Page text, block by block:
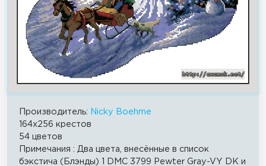
Производитель:
Nicky Boehme
164x256 крестов
54 цветов
Примечания : Два цвета, внесённые в список
бэкстича (Блэнды) 1 DMC 3799 Pewter Gray-VY DK и